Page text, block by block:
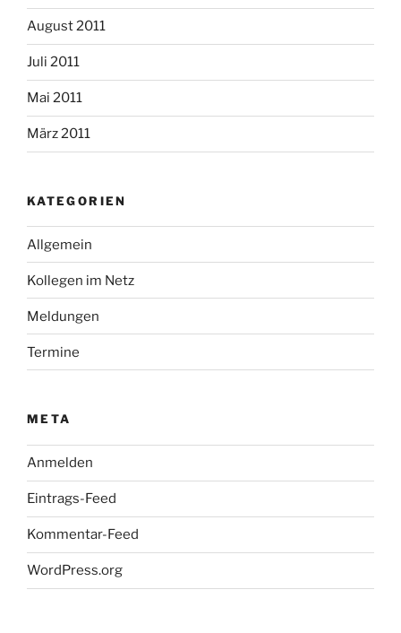
August 2011
Juli 2011
Mai 2011
März 2011
KATEGORIEN
Allgemein
Kollegen im Netz
Meldungen
Termine
META
Anmelden
Eintrags-Feed
Kommentar-Feed
WordPress.org